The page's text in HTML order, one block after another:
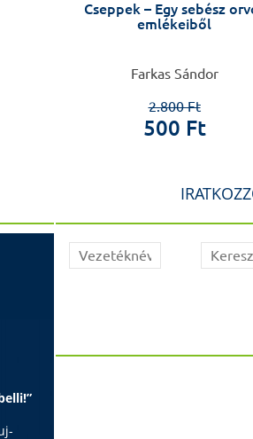
Cseppek – Egy sebész
emlékeiből
Farkas Sándor
2.800 Ft
500 Ft